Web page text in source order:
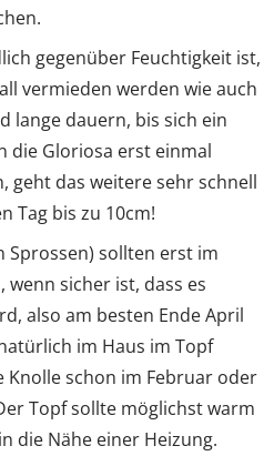
gegenüber Feuchtigkeit ist,
vermieden werden wie auch
lange dauern, bis sich ein
die Gloriosa erst einmal
geht das weitere sehr schnell
Tag bis zu 10cm!
Sprossen) sollten erst im
sicher ist, dass es
also am besten Ende April
im Haus im Topf
schon im Februar oder
Topf sollte möglichst warm
die Nähe einer Heizung.